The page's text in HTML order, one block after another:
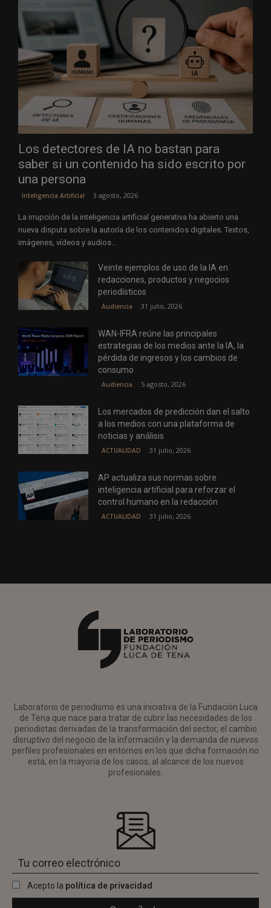
Los detectores de IA no bastan para
saber si un contenido ha sido escrito por
una persona
Inteligencia Artificial 3 agosto, 2026
La irrupción de la inteligencia artificial generativa ha abierto una
nueva disputa sobre la autoría de los contenidos digitales. Textos,
imágenes, vídeos y audios...
Veinte ejemplos de uso de la IA en
redacciones, productos y negocios
periodísticos
Audiencia 31 julio, 2026
WAN-IFRA reúne las principales
estrategias de los medios ante la IA, la
pérdida de ingresos y los cambios de
consumo
Audiencia 5 agosto, 2026
Los mercados de predicción dan el salto
a los medios con una plataforma de
noticias y análisis
ACTUALIDAD 31 julio, 2026
AP actualiza sus normas sobre
inteligencia artificial para reforzar el
control humano en la redacción
ACTUALIDAD 31 julio, 2026
Laboratorio de periodismo es una iniciativa de la Fundación Luca
de Tena que nace para tratar de cubrir las necesidades de los
periodistas derivadas de la transformación del sector, el cambio
disruptivo del negocio de la información y la demanda de nuevos
perfiles profesionales en entornos en los que dicha formación no
está, en la mayoría de los casos, al alcance de los nuevos
profesionales.
Acepto la política de privacidad